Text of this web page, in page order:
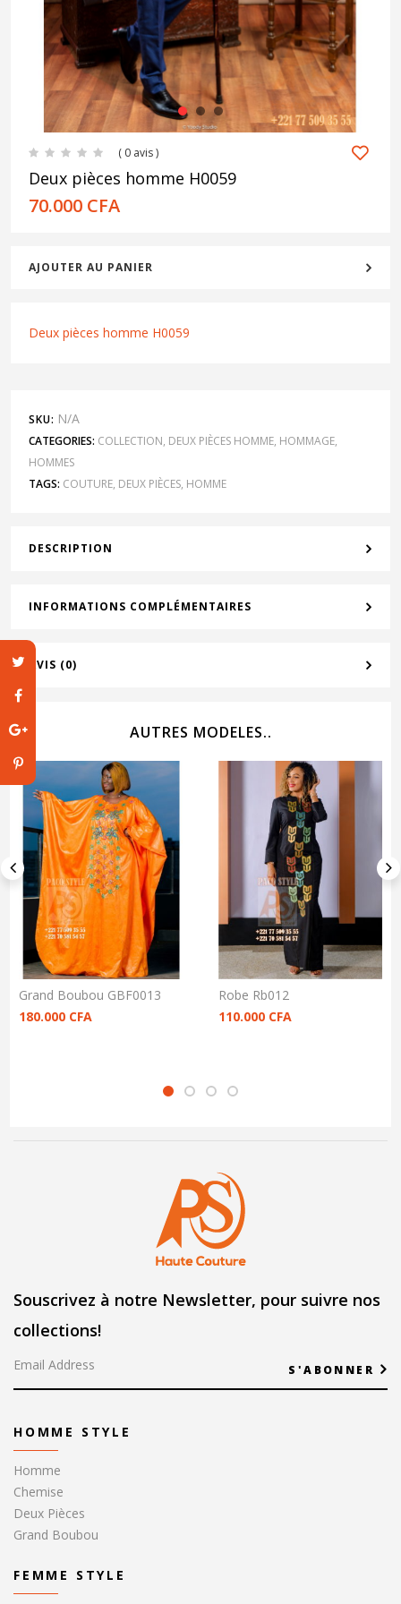
1 2 3
( 0 avis )
Deux pièces homme H0059
70.000 CFA
AJOUTER AU PANIER
Deux pièces homme H0059
SKU: N/A
CATEGORIES: COLLECTION, DEUX PIÈCES HOMME, HOMMAGE,
HOMMES
TAGS: COUTURE, DEUX PIÈCES, HOMME
DESCRIPTION
INFORMATIONS COMPLÉMENTAIRES
AVIS (0)
AUTRES MODELES..
Grand Boubou GBF0013
180.000 CFA
Robe Rb012
110.000 CFA
Souscrivez à notre Newsletter, pour suivre nos
collections!
S'ABONNER
HOMME STYLE
Homme
Chemise
Deux Pièces
Grand Boubou
FEMME STYLE